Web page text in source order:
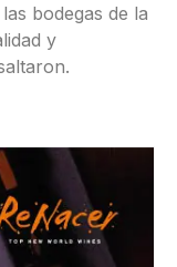
bodegas de la
y